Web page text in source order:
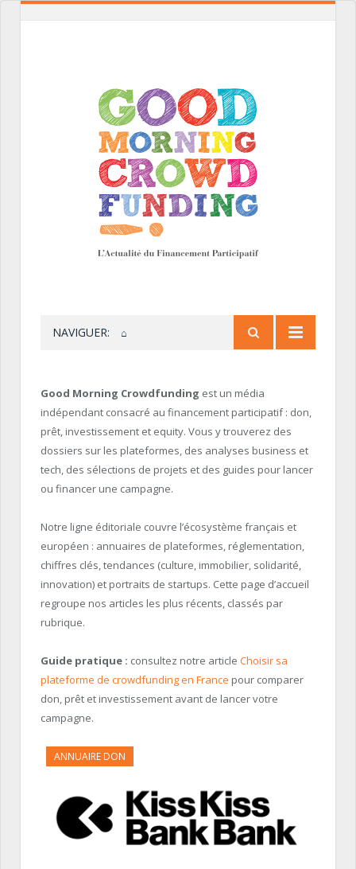
NAVIGUER: ⌂
Good Morning Crowdfunding est un média
indépendant consacré au financement participatif : don,
prêt, investissement et equity. Vous y trouverez des
dossiers sur les plateformes, des analyses business et
tech, des sélections de projets et des guides pour lancer
ou financer une campagne.
Notre ligne éditoriale couvre l’écosystème français et
européen : annuaires de plateformes, réglementation,
chiffres clés, tendances (culture, immobilier, solidarité,
innovation) et portraits de startups. Cette page d’accueil
regroupe nos articles les plus récents, classés par
rubrique.
Guide pratique : consultez notre article Choisir sa
plateforme de crowdfunding en France pour comparer
don, prêt et investissement avant de lancer votre
campagne.
ANNUAIRE DON